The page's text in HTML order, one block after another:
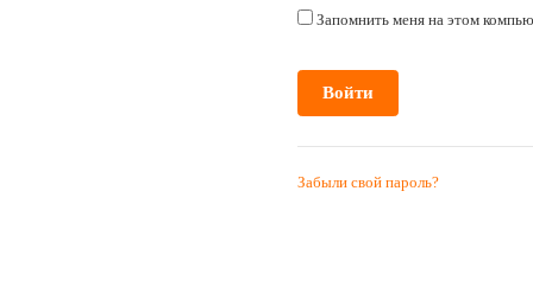
Запомнить меня на этом
Забыли свой пароль?